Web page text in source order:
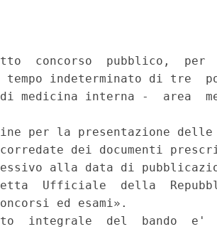
concorso  pubblico,  per
tempo indeterminato di tre
medicina interna -  area
per la presentazione
corredate dei documenti
alla data di
Ufficiale  della
ed esami».
integrale  del  bando  e'